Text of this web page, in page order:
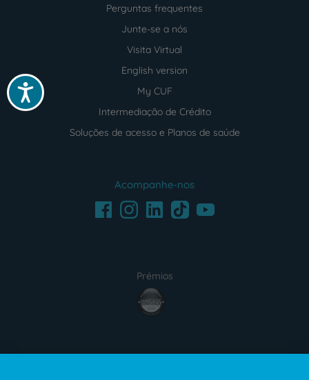
Acessibilidade
Perguntas frequentes
Junte-se a nós
Visita Virtual
English version
My CUF
Intermediação de Crédito
Soluções de acesso e Planos de saúde
Acompanhe-nos
FacebookInstagramLinkedInTikTokYoutube
Prémios
award4